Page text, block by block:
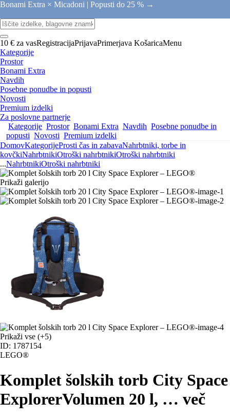
Bonami Extra × Micadoni | Popusti do 25 % →
10 € za vasRegistracijaPrijavaPrimerjava KošaricaMenu
Kategorije
Prostor
Bonami Extra
Navdih
Posebne ponudbe in popusti
Novosti
Premium izdelki
Za poslovne partnerje
Kategorije Prostor Bonami Extra Navdih Posebne ponudbe in
popusti Novosti Premium izdelki
DomovKategorijeProsti čas in zabavaNahrbtniki, torbe in
kovčkiNahrbtnikiOtroški nahrbtnikiOtroški nahrbtniki
...NahrbtnikiOtroški nahrbtniki
Prikaži galerijo
Prikaži vse (+5)
ID: 1787154
LEGO®
Komplet šolskih torb City Space
ExplorerVolumen 20 l, … več